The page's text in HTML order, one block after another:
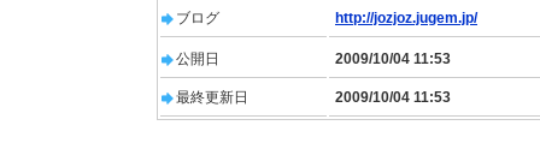
ブログ http://jozjoz.jugem.jp/
公開日 2009/10/04 11:53
最終更新日 2009/10/04 11:53